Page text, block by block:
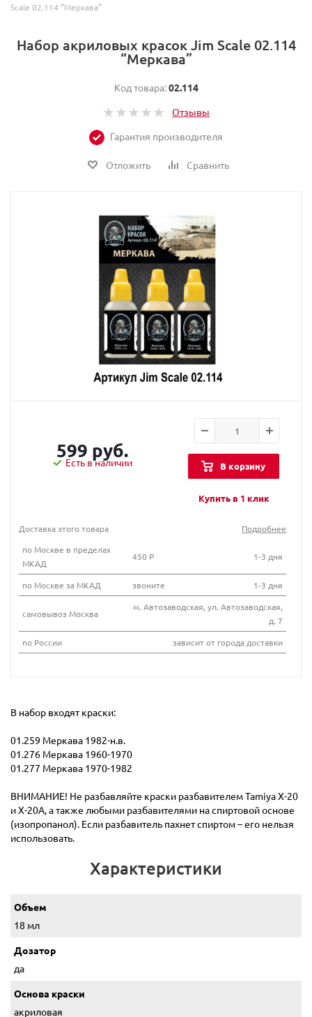
Scale 02.114 “Меркава”
Набор акриловых красок Jim Scale 02.114
“Меркава”
Код товара:02.114
Отзывы
Гарантия производителя
Отложить Сравнить
599 руб.
Есть в наличии В корзину
Купить в 1 клик
Доставка этого товара
Подробнее
по Москве в пределах
МКАД
450 Р 1-3 дня
по Москве за МКАД звоните 1-3 дня
самовывоз Москва
м. Автозаводская, ул. Автозаводская,
д. 7
по России
зависит от города доставки
В набор входят краски:
01.259 Меркава 1982-н.в.
01.276 Меркава 1960-1970
01.277 Меркава 1970-1982
ВНИМАНИЕ! Не разбавляйте краски разбавителем Tamiya X-20
и X-20A, а также любыми разбавителями на спиртовой основе
(изопропанол). Если разбавитель пахнет спиртом – его нельзя
использовать.
Характеристики
Объем
18 мл
Дозатор
да
Основа краски
акриловая